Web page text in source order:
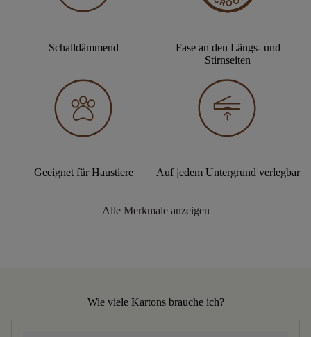
Schalldämmend
Fase an den Längs- und
Stirnseiten
Geeignet für Haustiere Auf jedem Untergrund verlegbar
Alle Merkmale anzeigen
Wie viele Kartons brauche ich?